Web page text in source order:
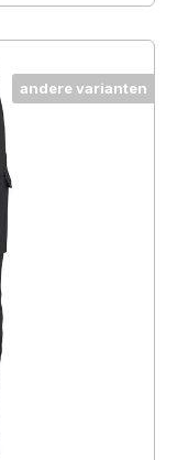
andere varianten